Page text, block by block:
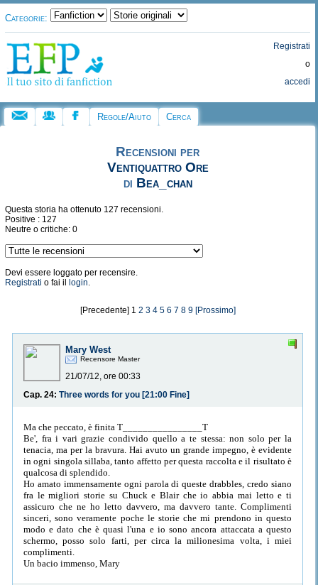
Categorie:
Registrati
o
accedi
Regole/Aiuto Cerca
Recensioni per
Ventiquattro Ore
di Bea_chan
Questa storia ha ottenuto 127 recensioni.
Positive : 127
Neutre o critiche: 0
Devi essere loggato per recensire.
Registrati o fai il login.
[Precedente] 1 2 3 4 5 6 7 8 9 [Prossimo]
Mary West
Recensore Master
21/07/12, ore 00:33
Cap. 24: Three words for you [21:00 Fine]
Ma che peccato, è finita T________________T
Be', fra i vari grazie condivido quello a te stessa: non solo per la
tenacia, ma per la bravura. Hai avuto un grande impegno, è evidente
in ogni singola sillaba, tanto affetto per questa raccolta e il risultato è
qualcosa di splendido.
Ho amato immensamente ogni parola di queste drabbles, credo siano
fra le migliori storie su Chuck e Blair che io abbia mai letto e ti
assicuro che ne ho letto davvero, ma davvero tante. Complimenti
sinceri, sono veramente poche le storie che mi prendono in questo
modo e dato che è quasi l'una e io sono ancora attaccata a questo
schermo, posso solo farti, per circa la milionesima volta, i miei
complimenti.
Un bacio immenso, Mary